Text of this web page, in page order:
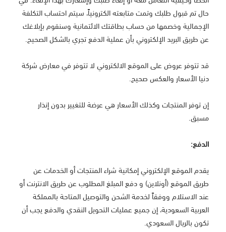
حال تم قبول طلبك وتمت متابعته الكترونياً، سيتم احتساب التكلفة
الإجمالية وخصمها من حساب بطاقتك الائتمانية وسنقوم بإبلاغك
عن طريق البريد الإلكتروني بأن عملية الدفع تجري بالشكل الصحيح.
قد تتوفر عروض على الموقع الالكتروني لا تتوفر في معارض شركة
دنيا الأسعار والعكس صحيح.
إن توفر المنتجات وكذلك الأسعار هي عرضة للتغيير بدون إنذار
مسبق.
الدفع:
يقدم الموقع الإلكتروني إمكانية شراء المنتجات أو الخدمات عن
طريق الموقع (أونلاين) و دفع المبلغ المطلوب عن طريق الانترنت أو
عند الاستلام ووفقاً لخدمة الشحن والتوصيل المتاحة بالمملكة
العربية السعودية، إن جميع عمليات التحويل النقدي والدفع يجب أن
تكون بالريال السعودي.